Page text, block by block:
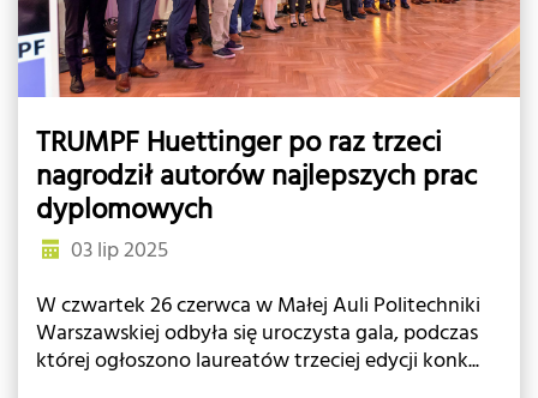
TRUMPF Huettinger po raz trzeci
nagrodził autorów najlepszych prac
dyplomowych
03 lip 2025
W czwartek 26 czerwca w Małej Auli Politechniki
Warszawskiej odbyła się uroczysta gala, podczas
której ogłoszono laureatów trzeciej edycji konk...